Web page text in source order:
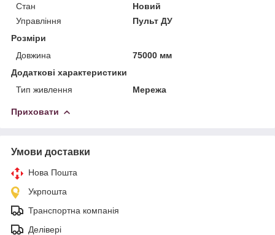
Стан
Новий
Управління
Пульт ДУ
Розміри
Довжина
75000 мм
Додаткові характеристики
Тип живлення
Мережа
Приховати
Умови доставки
Нова Пошта
Укрпошта
Транспортна компанія
Делівері